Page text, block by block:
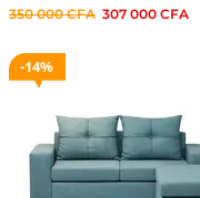
350 000CFA 307 000 CFA
14%